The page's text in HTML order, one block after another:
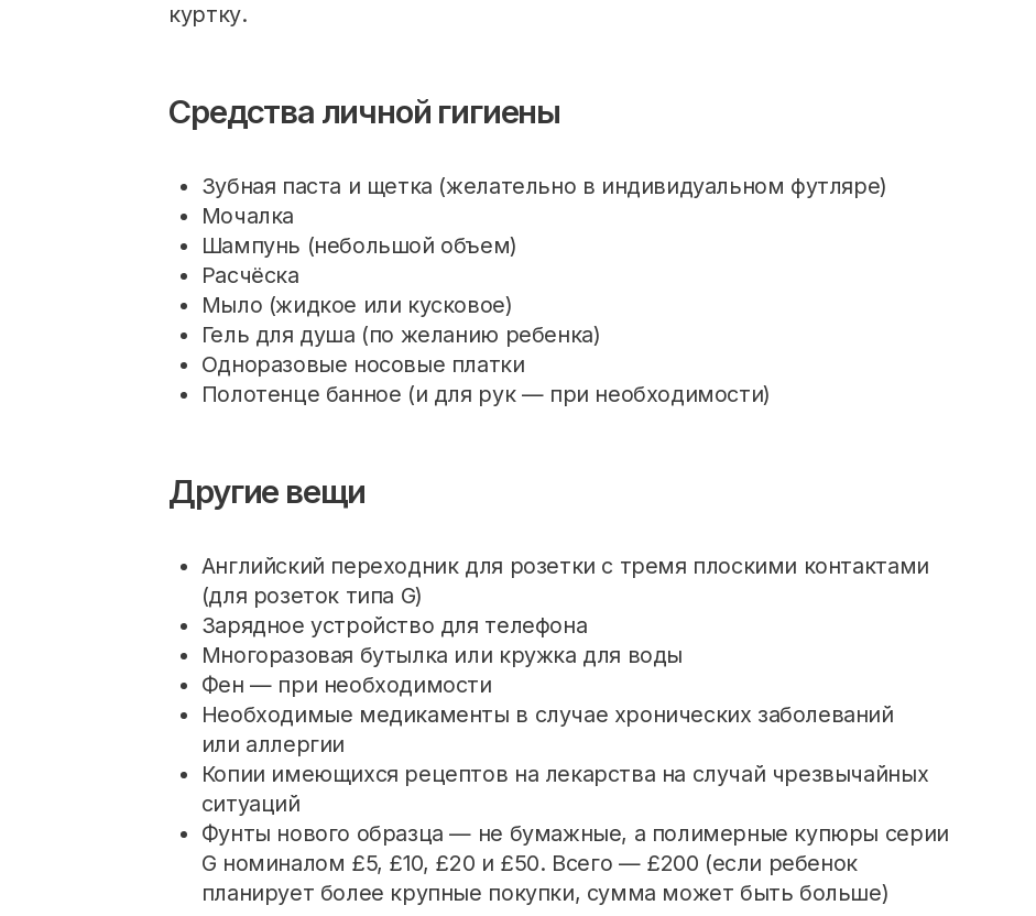
куртку.
Средства личной гигиены
Зубная паста и щетка (желательно в индивидуальном футляре)
Мочалка
Шампунь (небольшой объем)
Расчёска
Мыло (жидкое или кусковое)
Гель для душа (по желанию ребенка)
Одноразовые носовые платки
Полотенце банное (и для рук — при необходимости)
Другие вещи
Английский переходник для розетки с тремя плоскими контактами
(для розеток типа G)
Зарядное устройство для телефона
Многоразовая бутылка или кружка для воды
Фен — при необходимости
Необходимые медикаменты в случае хронических заболеваний
или аллергии
Копии имеющихся рецептов на лекарства на случай чрезвычайных
ситуаций
Фунты нового образца — не бумажные, а полимерные купюры серии
G номиналом £5, £10, £20 и £50. Всего — £200 (если ребенок
планирует более крупные покупки, сумма может быть больше)